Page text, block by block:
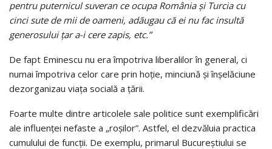
pentru puternicul suveran ce ocupa România şi Turcia cu
cinci sute de mii de oameni, adăugau că ei nu fac insultă
generosului ţar a-i cere zapis, etc.”
De fapt Eminescu nu era împotriva liberalilor în general, ci
numai împotriva celor care prin hoţie, minciună şi înşelăciune
dezorganizau viaţa socială a ţării.
Foarte multe dintre articolele sale politice sunt exemplificări
ale influenţei nefaste a „roşilor”. Astfel, el dezvăluia practica
cumulului de funcţii. De exemplu, primarul Bucureştiului se